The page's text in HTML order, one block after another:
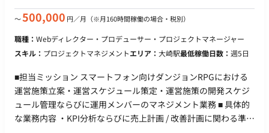
ー ■ 【働き方】 ・契約形態：派遣契約 （週20時間以上のため、
社会保険加入必須） ・稼働量：週5日 稼働曜日：月曜日〜金曜
日 稼働時間：9:30〜18:30 ・働き方：一部リモート(大崎駅徒歩
3分) ※週2回程度のリモートワークを想定 ・交通費：別途支給
契約期間：随時〜中長期予定 ・その他 月末締め、25日支払い
私服勤務可、PC貸与、1か月程度のキャッチアップ期間はフル
出社想定。
〜500,000 円／月 （※月160時間稼働の場合・税別）
職種： Webディレクター・プロデューサー・プロジェクトマネージャー
スキル： プロジェクトマネジメントエリア： 大崎駅最低稼働日数： 週5日
■担当ミッション スマートフォン向けダンジョンRPGにおける
運営施策立案・運営スケジュール策定・運営施策の開発スケジ
ュール管理ならびに運用メンバーのマネジメント業務 ■ 具体的
な業務内容 ・KPI分析ならびに売上計画 / 改善計画に関わる準備